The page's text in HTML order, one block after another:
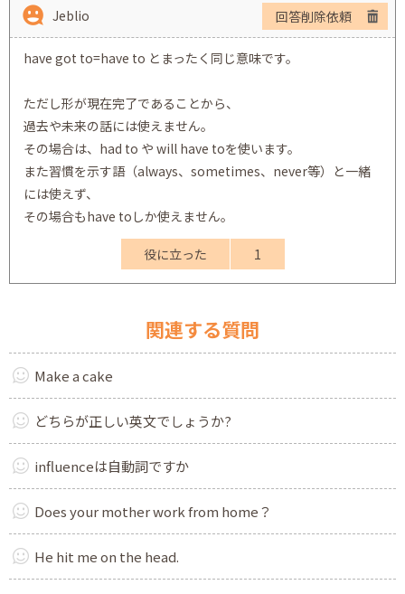
Jeblio 回答削除依頼
have got to=have to とまったく同じ意味です。
ただし形が現在完了であることから、
過去や未来の話には使えません。
その場合は、had to や will have toを使います。
また習慣を示す語（always、sometimes、never等）と一緒
には使えず、
その場合もhave toしか使えません。
役に立った 1
関連する質問
Make a cake
どちらが正しい英文でしょうか?
influenceは自動詞ですか
Does your mother work from home？
He hit me on the head.